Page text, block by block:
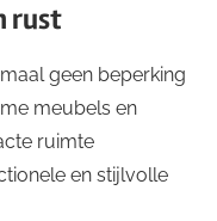
rust
geen beperking
meubels en
ruimte
en stijlvolle